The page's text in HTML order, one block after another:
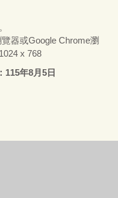
器或Google Chrome瀏
x 768
115年8月5日